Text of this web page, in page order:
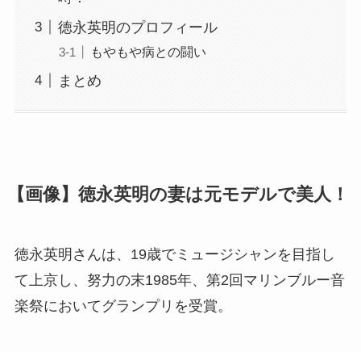
徳永英明のプロフィール
もやもや病との闘い
まとめ
【画像】徳永英明の妻は元モデルで美人！
徳永英明さんは、19歳でミュージシャンを目指し
て上京し、努力の末1985年、第2回マリンブルー音
楽祭においてグランプリを受賞。